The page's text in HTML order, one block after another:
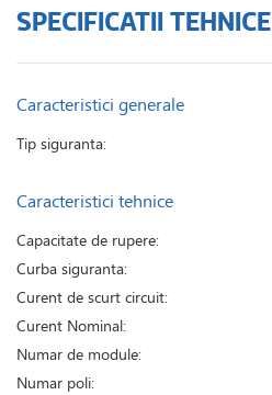
SPECIFICATII TEHNICE
Caracteristici generale
Tip siguranta:
Caracteristici tehnice
Capacitate de rupere:
Curba siguranta:
Curent de scurt circuit:
Curent Nominal:
Numar de module:
Numar poli: